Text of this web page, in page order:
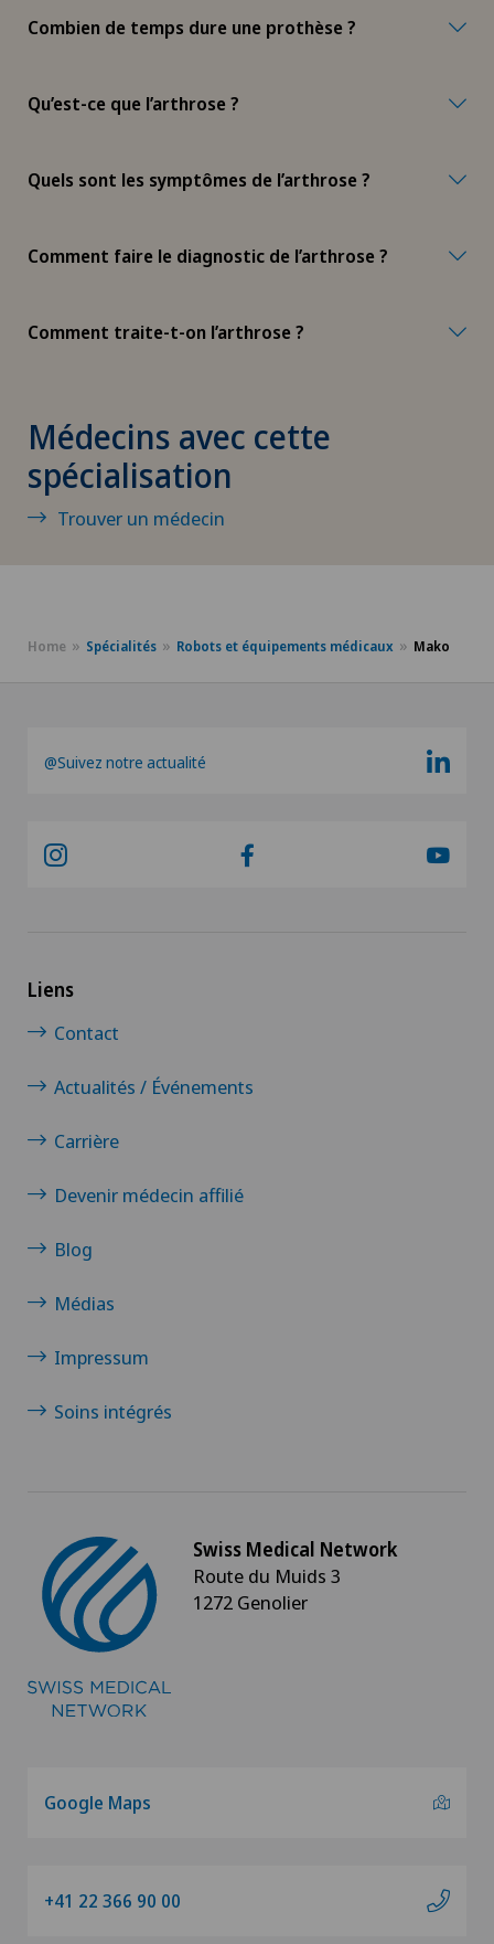
Chirurgie du coude
Chirurgie gastrique
Chirurgie générale
Chirurgie mini-invasive
Chirurgie thoracique
Chirurgie veineuse
Chirurgie viscérale
Coaching individuel / conseil en image
Courbure du pénis
Déchirure des ligaments
Déchirure du ménisque
Déchirure du talon d’Achille
Dermatologie & Vénéréologie
Combien de temps dure une prothèse ?
Qu’est-ce que l’arthrose ?
Quels sont les symptômes de l’arthrose ?
Comment faire le diagnostic de l’arthrose ?
Comment traite-t-on l’arthrose ?
Médecins avec cette
spécialisation
Trouver un médecin
Home Spécialités Robots et équipements médicaux Mako
@Suivez notre actualité
Liens
Contact
Actualités / Événements
Carrière
Devenir médecin affilié
Blog
Médias
Impressum
Soins intégrés
Swiss Medical Network
Route du Muids 3
1272 Genolier
Google Maps
+41 22 366 90 00